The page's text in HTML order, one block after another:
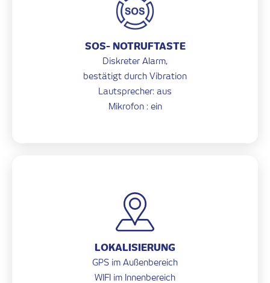
SOS- NOTRUFTASTE
Diskreter Alarm,
bestätigt durch Vibration
Lautsprecher: aus
Mikrofon : ein
LOKALISIERUNG
GPS im Außenbereich
WIFI im Innenbereich